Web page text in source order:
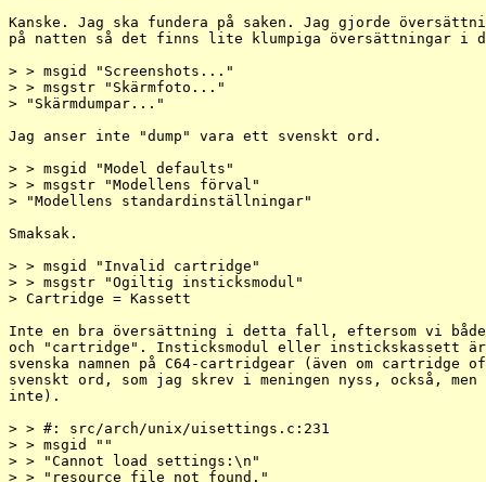
Kanske. Jag ska fundera på saken. Jag gjorde
på natten så det finns lite klumpiga översättningar i
> > msgid "Screenshots..."
> > msgstr "Skärmfoto..."
> "Skärmdumpar..."
Jag anser inte "dump" vara ett svenskt ord.
> > msgid "Model defaults"
> > msgstr "Modellens förval"
> "Modellens standardinställningar"
Smaksak.
> > msgid "Invalid cartridge"
> > msgstr "Ogiltig insticksmodul"
> Cartridge = Kassett
Inte en bra översättning i detta fall, eftersom vi
och "cartridge". Insticksmodul eller instickskassett är
svenska namnen på C64-cartridgear (även om cartridge
svenskt ord, som jag skrev i meningen nyss, också,
inte).
> > #: src/arch/unix/uisettings.c:231
> > msgid ""
> > "Cannot load settings:\n"
> > "resource file not found."